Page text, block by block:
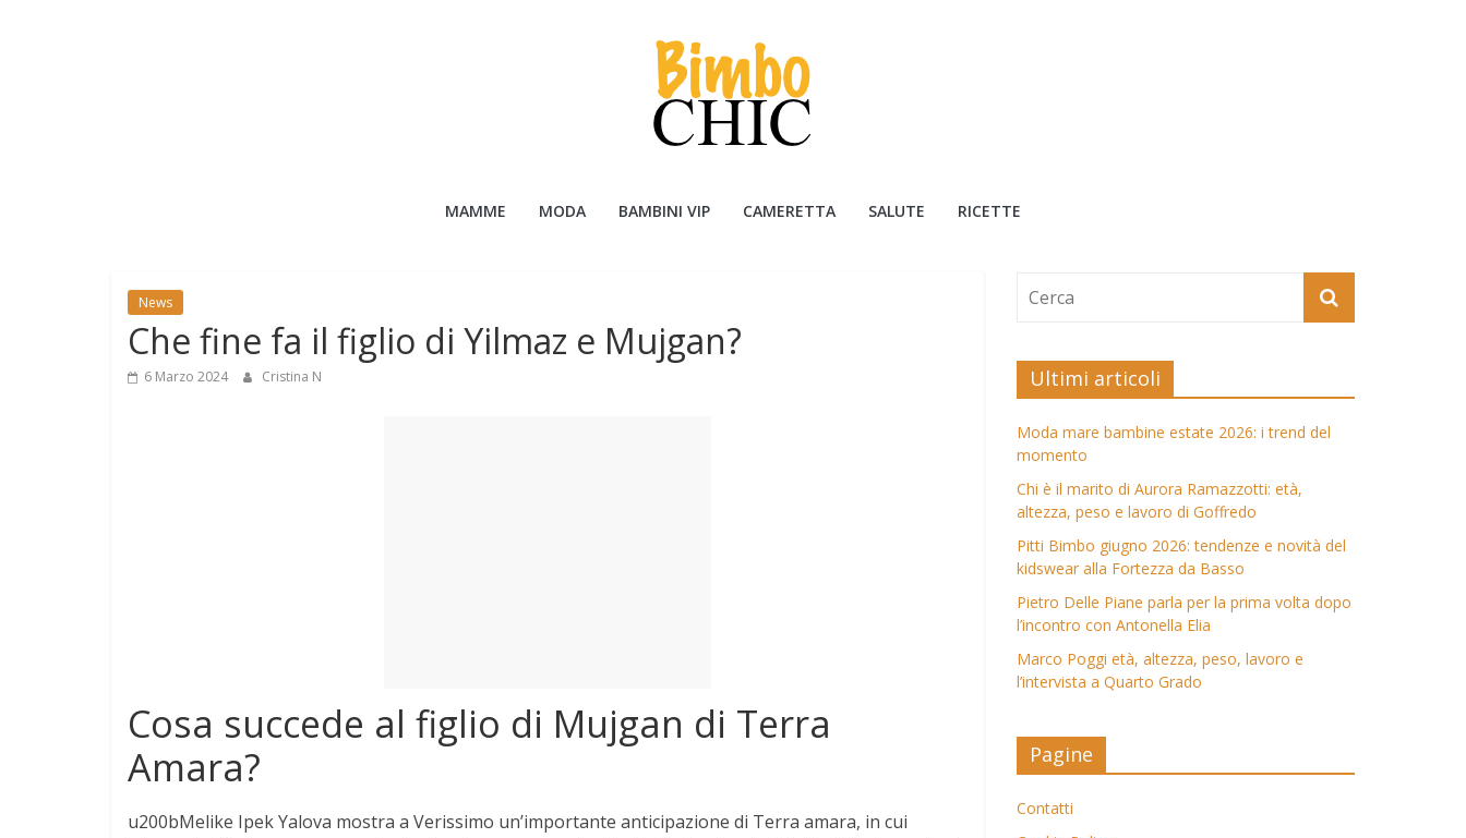
News
moda,
mamme,
spettacolo
MAMME MODA BAMBINI VIP CAMERETTA SALUTE RICETTE
News
Che fine fa il figlio di Yilmaz e Mujgan?
6 Marzo 2024 Cristina N
Cosa succede al figlio di Mujgan di Terra
Amara?
u200bMelike Ipek Yalova mostra a Verissimo un’importante anticipazione di Terra amara, in cui
Ultimi articoli
Moda mare bambine estate 2026: i trend del
momento
Chi è il marito di Aurora Ramazzotti: età,
altezza, peso e lavoro di Goffredo
Pitti Bimbo giugno 2026: tendenze e novità del
kidswear alla Fortezza da Basso
Pietro Delle Piane parla per la prima volta dopo
l’incontro con Antonella Elia
Marco Poggi età, altezza, peso, lavoro e
l’intervista a Quarto Grado
Pagine
Contatti